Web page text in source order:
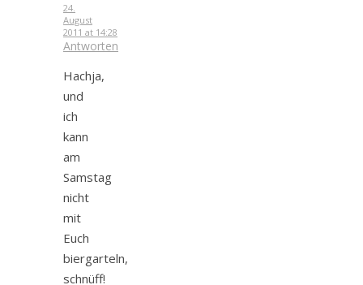
24.
August
2011 at 14:28
Antworten
Hachja,
und
ich
kann
am
Samstag
nicht
mit
Euch
biergarteln,
schnüff!